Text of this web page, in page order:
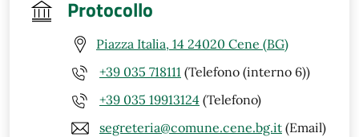
Protocollo
Piazza Italia, 14 24020 Cene (BG)
+39 035 718111 (Telefono (interno 6))
+39 035 19913124 (Telefono)
segreteria@comune.cene.bg.it (Email)